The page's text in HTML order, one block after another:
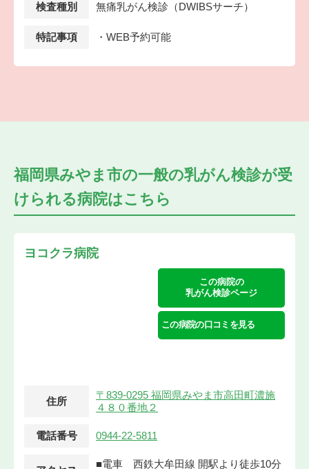
検査種別 無痛乳がん検診（DWIBSサーチ）
特記事項 ・WEB予約可能
福岡県みやま市の一般の乳がん検診が受
けられる病院はこちら
ヨコクラ病院
この病院の
乳がん検診ページ
この病院の口コミを見る
住所
〒839-0295 福岡県みやま市高田町濃施
４８０番地２
電話番号 0944-22-5811
■電車 西鉄大牟田線 開駅より徒歩10分